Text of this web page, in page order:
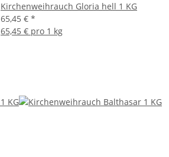
Kirchenweihrauch Gloria hell 1 KG
65,45 € *
65,45 € pro 1 kg